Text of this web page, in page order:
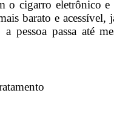
o cigarro eletrônico
barato e
a pessoa passa até